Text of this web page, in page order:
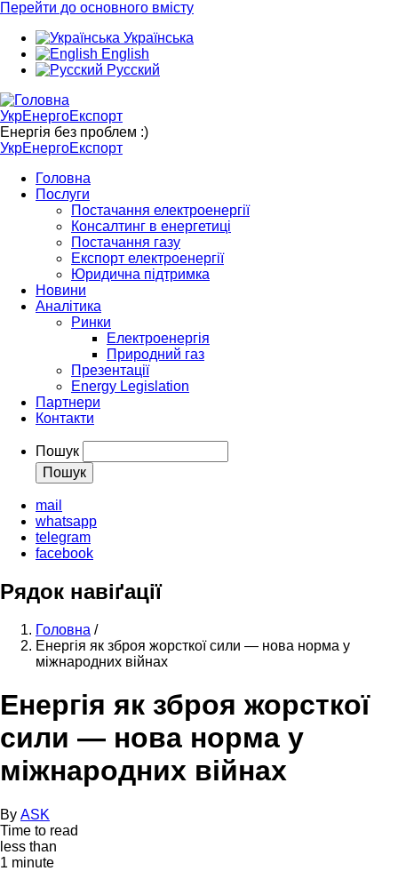
Перейти до основного вмісту
Українська
English
Русский
УкрЕнергоЕкспорт
Енергія без проблем :)
УкрЕнергоЕкспорт
Головна
Послуги
Постачання електроенергії
Консалтинг в енергетиці
Постачання газу
Експорт електроенергії
Юридична підтримка
Новини
Аналітика
Ринки
Електроенергія
Природний газ
Презентації
Energy Legislation
Партнери
Контакти
Пошук
mail
whatsapp
telegram
facebook
Рядок навіґації
Головна /
Енергія як зброя жорсткої сили — нова норма у
міжнародних війнах
Енергія як зброя жорсткої
сили — нова норма у
міжнародних війнах
By ASK
Time to read
less than
1 minute